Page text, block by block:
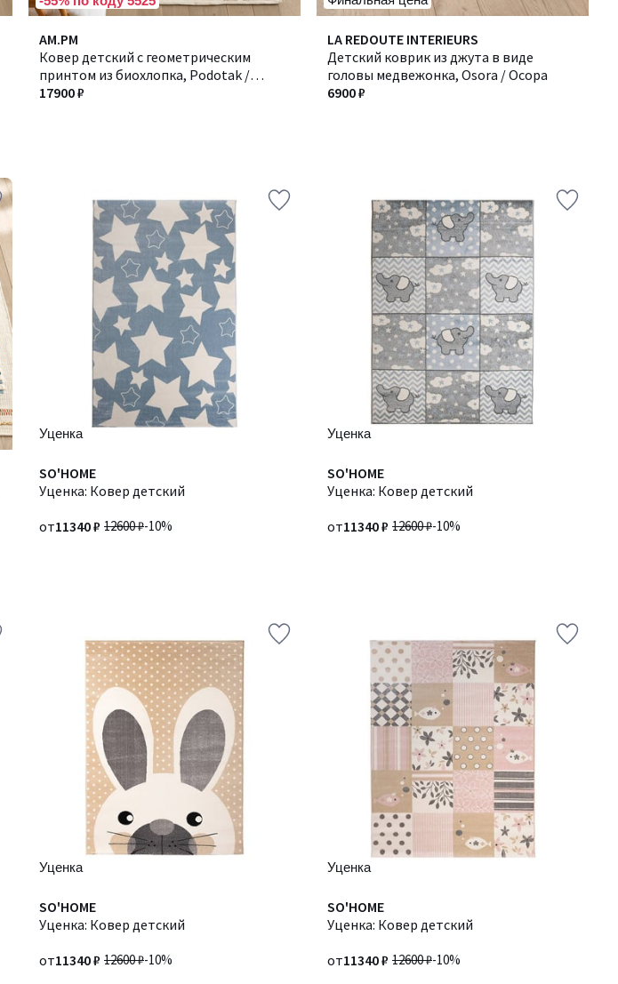
AM.PM
Ковер детский с геометрическим
принтом из биохлопка, Podotak /
Подотак
17900 ₽
LA REDOUTE INTERIEURS
Детский коврик из джута в виде
головы медвежонка, Osora / Осора
6900 ₽
Уценка
SO'HOME
Уценка: Ковер детский
12600 ₽-10%
от11340 ₽
Уценка
SO'HOME
Уценка: Ковер детский
12600 ₽-10%
от11340 ₽
Уценка
SO'HOME
Уценка: Ковер детский
12600 ₽-10%
от11340 ₽
Уценка
SO'HOME
Уценка: Ковер детский
12600 ₽-10%
от11340 ₽